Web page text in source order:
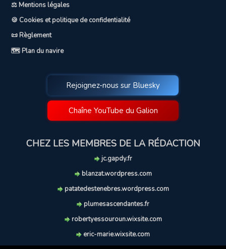
⚖️ Mentions légales
🍪 Cookies et politique de confidentialité
📜 Règlement
🗺️ Plan du navire
Rejoignez-nous sur Bluesky
Chaîne YouTube du Galion
CHEZ LES MEMBRES DE LA RÉDACTION
jc.gapdy.fr
blanzat.wordpress.com
patatedestenebres.wordpress.com
plumesascendantes.fr
robertyessouroun.wixsite.com
eric-marie.wixsite.com